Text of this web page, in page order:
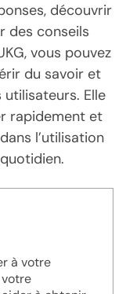
découvrir
des conseils
vous pouvez
du savoir et
Elle
rapidement et
l’utilisation
à votre
votre